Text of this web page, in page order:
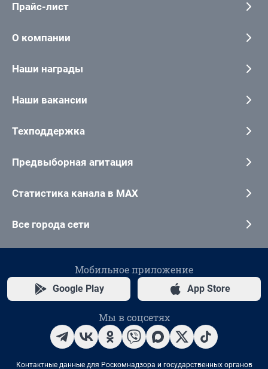
Прайс-лист
О компании
Наши награды
Наши вакансии
Техподдержка
Предвыборная агитация
Статистика канала в MAX
Все города сети
Мобильное приложение
Google Play App Store
Мы в соцсетях
Контактные данные для Роскомнадзора и государственных органов